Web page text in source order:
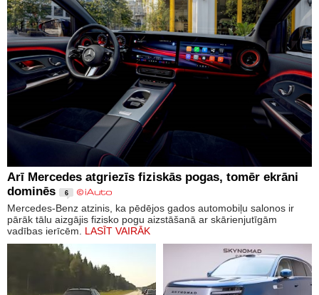
Arī Mercedes atgriezīs fiziskās pogas, tomēr ekrāni
dominēs
6
Mercedes-Benz atzinis, ka pēdējos gados automobiļu salonos ir
pārāk tālu aizgājis fizisko pogu aizstāšanā ar skārienjutīgām
vadības ierīcēm. LASĪT VAIRĀK